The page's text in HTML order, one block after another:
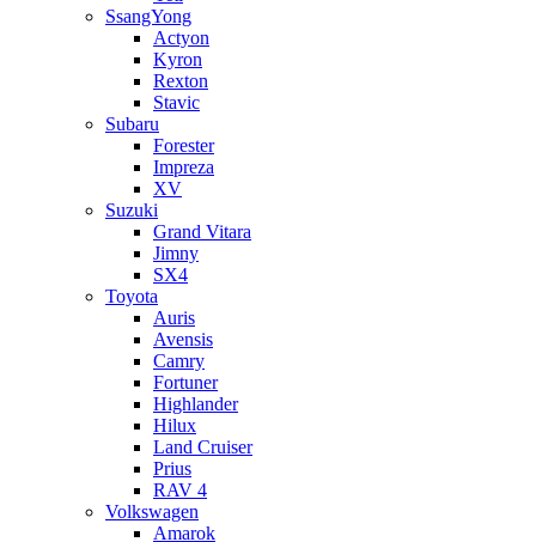
SsangYong
Actyon
Kyron
Rexton
Stavic
Subaru
Forester
Impreza
XV
Suzuki
Grand Vitara
Jimny
SX4
Toyota
Auris
Avensis
Camry
Fortuner
Highlander
Hilux
Land Cruiser
Prius
RAV 4
Volkswagen
Amarok